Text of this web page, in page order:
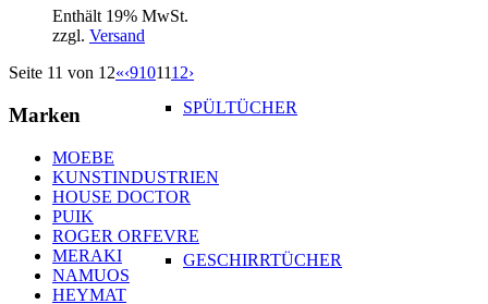
SPÜLTÜCHER
GESCHIRRTÜCHER
Enthält 19% MwSt.
zzgl. Versand
Seite 11 von 12«‹9101112›
Marken
MOEBE
KUNSTINDUSTRIEN
HOUSE DOCTOR
PUIK
ROGER ORFEVRE
MERAKI
NAMUOS
HEYMAT